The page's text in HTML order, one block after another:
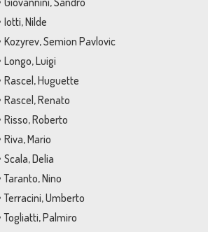
Iotti, Nilde
Kozyrev, Semion Pavlovic
Longo, Luigi
Rascel, Huguette
Rascel, Renato
Risso, Roberto
Riva, Mario
Scala, Delia
Taranto, Nino
Terracini, Umberto
Togliatti, Palmiro